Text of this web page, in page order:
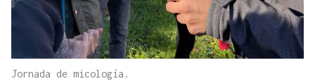
Jornada de micología.